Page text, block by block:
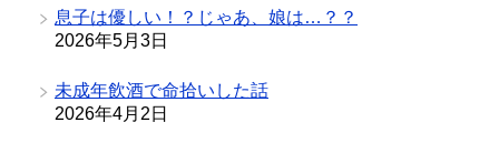
息子は優しい！？じゃあ、娘は…？？
2026年5月3日
未成年飲酒で命拾いした話
2026年4月2日